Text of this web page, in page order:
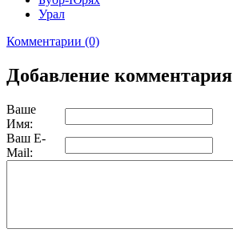
Урал
Комментарии (0)
Добавление комментария
Ваше
Имя:
Ваш E-
Mail: